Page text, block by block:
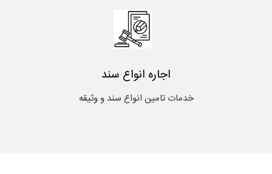
اجاره انواع سند
خدمات تامین انواع سند و وثیقه